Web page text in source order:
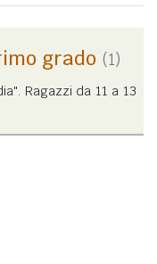
grado (1)
Ragazzi da 11 a 13